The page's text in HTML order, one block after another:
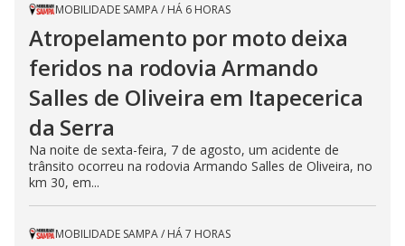
MOBILIDADE SAMPA/ HÁ 6 HORAS
Atropelamento por moto deixa
feridos na rodovia Armando
Salles de Oliveira em Itapecerica
da Serra
Na noite de sexta-feira, 7 de agosto, um acidente de
trânsito ocorreu na rodovia Armando Salles de Oliveira, no
km 30, em...
MOBILIDADE SAMPA/ HÁ 7 HORAS